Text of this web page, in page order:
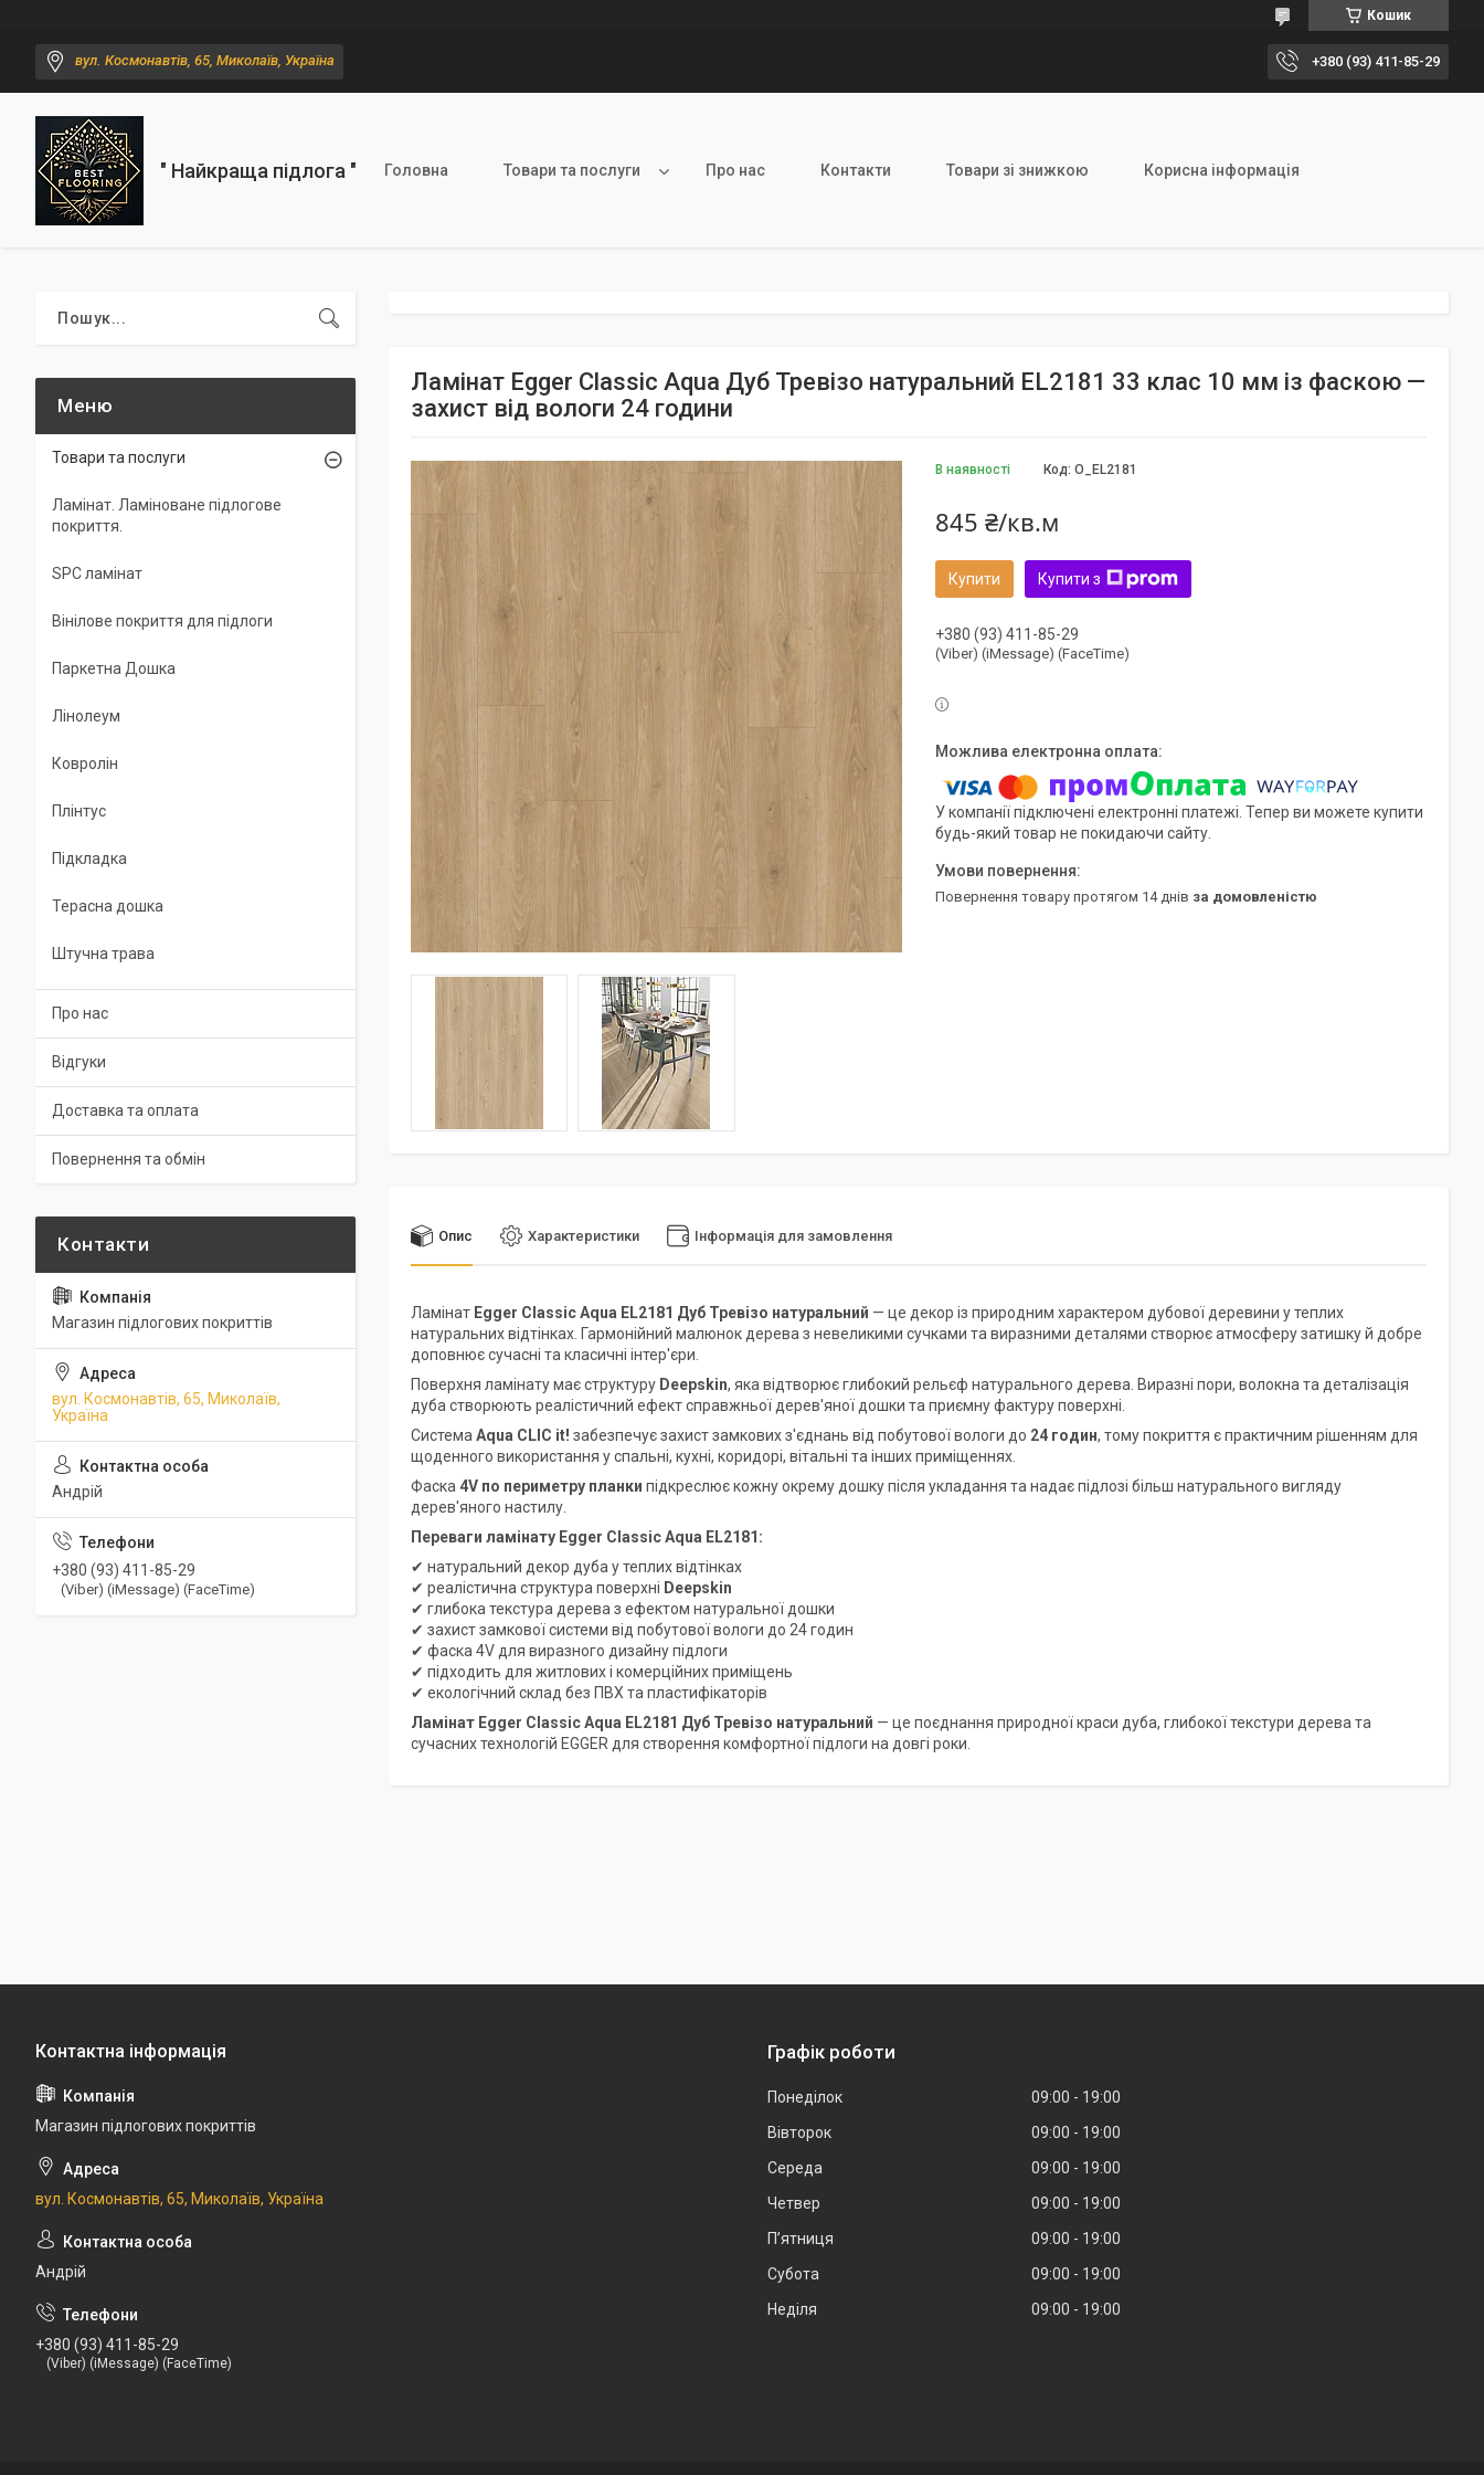
Кошик
вул. Космонавтів, 65, Миколаїв, Україна +380 (93) 411-85-29
" Найкраща підлога " Головна Товари та послуги Про нас Контакти Товари зі знижкою Корисна інформація
Ламінат Egger Classic Aqua Дуб Тревізо натуральний EL2181 33 клас 10 мм із фаскою —
захист від вологи 24 години
В наявності Код: O_EL2181
845 ₴/кв.м
Купити Купити з
+380 (93) 411-85-29
(Viber) (iMessage) (FaceTime)
У компанії підключені електронні платежі. Тепер ви можете купити
будь-який товар не покидаючи сайту.
повернення товару протягом 14 днів за домовленістю
Опис Характеристики Інформація для замовлення
Ламінат Egger Classic Aqua EL2181 Дуб Тревізо натуральний — це декор із природним характером дубової деревини у теплих
натуральних відтінках. Гармонійний малюнок дерева з невеликими сучками та виразними деталями створює атмосферу затишку й добре
доповнює сучасні та класичні інтер'єри.
Поверхня ламінату має структуру Deepskin, яка відтворює глибокий рельєф натурального дерева. Виразні пори, волокна та деталізація
дуба створюють реалістичний ефект справжньої дерев'яної дошки та приємну фактуру поверхні.
Система Aqua CLIC it! забезпечує захист замкових з'єднань від побутової вологи до 24 годин, тому покриття є практичним рішенням для
щоденного використання у спальні, кухні, коридорі, вітальні та інших приміщеннях.
Фаска 4V по периметру планки підкреслює кожну окрему дошку після укладання та надає підлозі більш натурального вигляду
дерев'яного настилу.
Переваги ламінату Egger Classic Aqua EL2181:
✔ натуральний декор дуба у теплих відтінках
✔ реалістична структура поверхні Deepskin
✔ глибока текстура дерева з ефектом натуральної дошки
✔ захист замкової системи від побутової вологи до 24 годин
✔ фаска 4V для виразного дизайну підлоги
✔ підходить для житлових і комерційних приміщень
✔ екологічний склад без ПВХ та пластифікаторів
Ламінат Egger Classic Aqua EL2181 Дуб Тревізо натуральний — це поєднання природної краси дуба, глибокої текстури дерева та
сучасних технологій EGGER для створення комфортної підлоги на довгі роки.
Товари та послуги
Ламінат. Ламіноване підлогове
покриття.
SPC ламінат
Вінілове покриття для підлоги
Паркетна Дошка
Лінолеум
Ковролін
Плінтус
Підкладка
Терасна дошка
Штучна трава
Про нас
Відгуки
Доставка та оплата
Повернення та обмін
Магазин підлогових покриттів
вул. Космонавтів, 65, Миколаїв,
Україна
Андрій
+380 (93) 411-85-29
(Viber) (iMessage) (FaceTime)
Магазин підлогових покриттів
вул. Космонавтів, 65, Миколаїв, Україна
Андрій
+380 (93) 411-85-29
(Viber) (iMessage) (FaceTime)
Графік роботи
Понеділок 09:00
19:00
Вівторок
09:00
19:00
Середа
09:00
19:00
Четвер
09:00
19:00
Пʼятниця
09:00
19:00
Субота
09:00
19:00
Неділя
09:00 19:00